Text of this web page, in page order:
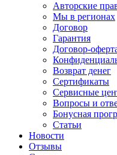
Авторские
Мы в регионах
Договор
Гарантия
Договор-
Возврат денег
Сертификаты
Сервисные
Вопросы и
Бонусная
Статьи
Новости
Отзывы